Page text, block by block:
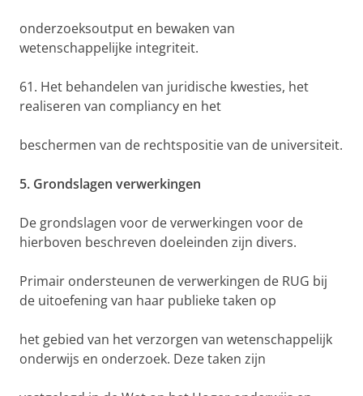
onderzoeksoutput en bewaken van
wetenschappelijke integriteit.
61. Het behandelen van juridische kwesties, het
realiseren van compliancy en het
beschermen van de rechtspositie van de universiteit.
5. Grondslagen verwerkingen
De grondslagen voor de verwerkingen voor de
hierboven beschreven doeleinden zijn divers.
Primair ondersteunen de verwerkingen de RUG bij
de uitoefening van haar publieke taken op
het gebied van het verzorgen van wetenschappelijk
onderwijs en onderzoek. Deze taken zijn